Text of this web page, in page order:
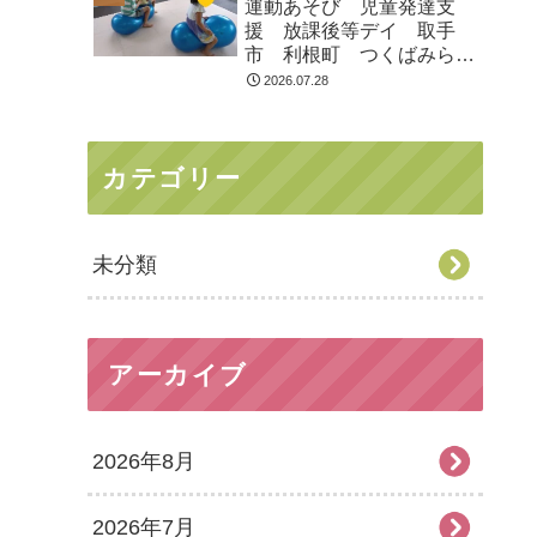
運動あそび 児童発達支
援 放課後等デイ 取手
市 利根町 つくばみらい
市 2026.07.28
カテゴリー
未分類
アーカイブ
2026年8月
2026年7月